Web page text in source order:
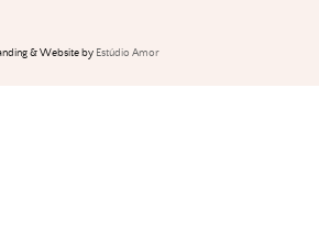
& Website by Estúdio Amor